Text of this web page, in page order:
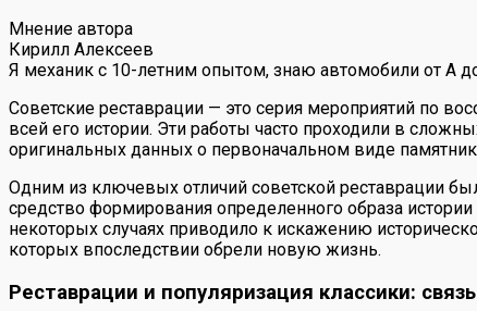
Мнение автора
Кирилл Алексеев
Я механик с 10-летним опытом, знаю автомобили от А
Советские реставрации — это серия мероприятий по
всей его истории. Эти работы часто проходили в
оригинальных данных о первоначальном виде
Одним из ключевых отличий советской реставрации
средство формирования определенного образа
некоторых случаях приводило к искажению
которых впоследствии обрели новую жизнь.
Реставрации и популяризация классики: